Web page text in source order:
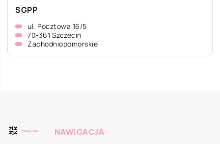
SGPP
ul. Pocztowa 16/5
70-361 Szczecin
Zachodniopomorskie
NAWIGACJA